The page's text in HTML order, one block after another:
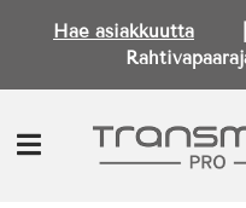
Hae asiakkuutta